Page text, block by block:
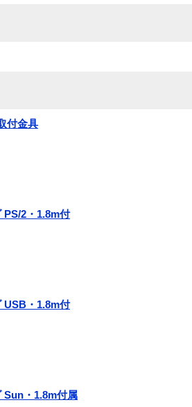
付金具
PS/2・1.8m付
USB・1.8m付
Sun・1.8m付属